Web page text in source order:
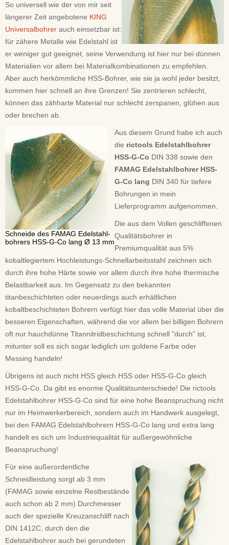
So universell wie der von mir seit
längerer Zeit angebotene KING
Universalbohrer auch einsetzbar ist:
für zähere Metalle wie Edelstahl ist
er weniger gut geeignet, seine Verwendung ist hier nur bei dünnen
Materialien vor allem bei Materialkombinationen zu empfehlen.
Aber auch herkömmliche HSS-Bohrer, wie sie ja wohl jeder besitzt,
kommen hier schnell an ihre Grenzen! Sie zentrieren schlecht,
können das zähharte Material nur schlecht zerspanen, glühen aus
oder brechen ab.
Schneide des FAMAG Edelstahl-
bohrers HSS-G-Co lang Ø 13 mm
Aus diesem Grund habe ich auch
die rictools Edelstahlbohrer
HSS-G-Co DIN 338 sowie den
FAMAG Edelstahlbohrer HSS-
G-Co lang DIN 340 für tiefere
Bohrungen in mein
Lieferprogramm aufgenommen.
Die aus dem Vollen geschliffenen
Qualitätsbohrer in
Premiumqualität aus 5%
kobaltlegiertem Hochleistungs-Schnellarbeitsstahl zeichnen sich
durch ihre hohe Härte sowie vor allem durch ihre hohe thermische
Belastbarkeit aus. Im Gegensatz zu den bekannten
titanbeschichteten oder neuerdings auch erhältlichen
kobaltbeschichteten Bohrern verfügt hier das volle Material über die
besseren Eigenschaften, während die vor allem bei billigen Bohrern
oft nur hauchdünne Titannitridbeschichtung schnell "durch" ist,
mitunter soll es sich sogar lediglich um goldene Farbe oder
Messing handeln!
Übrigens ist auch nicht HSS gleich HSS oder HSS-G-Co gleich
HSS-G-Co. Da gibt es enorme Qualitätsunterschiede! Die rictools
Edelstahlbohrer HSS-G-Co sind für eine hohe Beanspruchung nicht
nur im Heimwerkerbereich, sondern auch im Handwerk ausgelegt,
bei den FAMAG Edelstahlbohrern HSS-G-Co lang und extra lang
handelt es sich um Industriequalität für außergewöhnliche
Beanspruchung!
Für eine außerordentliche
Schneidleistung sorgt ab 3 mm
(FAMAG sowie einzelne Restbestände
auch schon ab 2 mm) Durchmesser
auch der spezielle Kreuzanschliff nach
DIN 1412C, durch den die
Edelstahlbohrer auch bei gerundeten